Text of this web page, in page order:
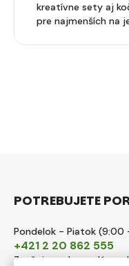
kreatívne sety aj
pre najmenších na
POTREBUJETE
Pondelok - Piatok (9:00
+421 2 20 862 555
Zvyčajne odpovedáme